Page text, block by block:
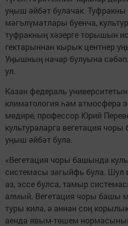
уңыш әйбәт булачак.
мәгълүматлары буенча,
туфракның хәзерге торышын
гектарыннан кырык центнер
Уңышның начар булуына
ул.
Казан федераль
климатология һәм атмосфера
мөдире, профессор Юрий
культураларга вегетация
уңыш әйбәт була.
«Вегетация чоры башында
системасы зәгыйфь була.
аз, эссе булса, тамыр
алмый. Вегетация чоры башы
туры килә, ә аннан соң
аенда явым-төшем